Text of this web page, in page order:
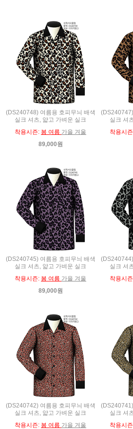
(DS240748) 여름용 호피무늬 배색
실크 셔츠, 얇고 가벼운 실크
착용시즌: 봄 여름 가을 겨울
89,000원
실크 셔
착용시
(DS240745) 여름용 호피무늬 배색
실크 셔츠, 얇고 가벼운 실크
착용시즌: 봄 여름 가을 겨울
89,000원
실크 셔
착용시
(DS240742) 여름용 호피무늬 배색
실크 셔츠, 얇고 가벼운 실크
착용시즌: 봄 여름 가을 겨울
실크 셔
착용시